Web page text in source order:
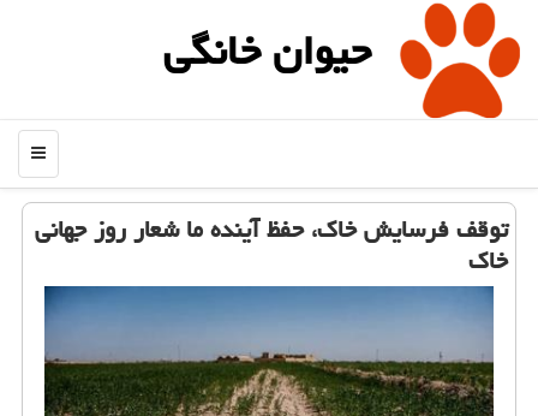
حیوان خانگی
منو
توقف فرسایش خاك، حفظ آینده ما شعار روز جهانی
خاك